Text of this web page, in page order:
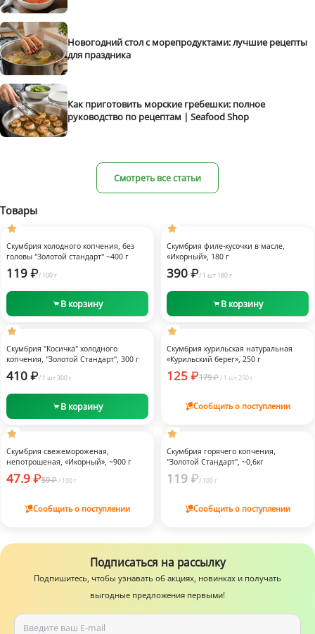
Новогодний стол с морепродуктами: лучшие рецепты
для праздника
Как приготовить морские гребешки: полное
руководство по рецептам | Seafood Shop
Смотреть все статьи
Товары
Скумбрия холодного копчения, без
головы "Золотой стандарт" ~400 г
119 / 100 г
В корзину
Скумбрия филе-кусочки в масле,
«Икорный», 180 г
390 / 1 шт 180 г
В корзину
Скумбрия "Косичка" холодного
копчения, "Золотой Стандарт", 300 г
410 / 1 шт300 г
В корзину
Скумбрия курильская натуральная
«Курильский берег», 250 г
125 179 / 1 шт250 г
Сообщить о поступлении
-19%
Скумбрия свежемороженая,
непотрошеная, «Икорный», ~900 г
47.9 59 / 100 г
Сообщить о поступлении
Скумбрия горячего копчения,
"Золотой Стандарт", ~0,6кг
119 / 100 г
Сообщить о поступлении
Подписаться на рассылку
Подпишитесь, чтобы узнавать об акциях, новинках и получать
выгодные предложения первыми!